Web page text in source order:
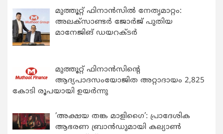
മുത്തൂറ്റ് ഫിനാൻസിൽ നേതൃമാറ്റം:
അലക്സാണ്ടർ ജോർജ് പുതിയ
മാനേജിങ് ഡയറക്ടർ
മുത്തൂറ്റ് ഫിനാൻസിന്റെ
ആദ്യപാദസംയോജിത അറ്റാദായം 2,825
കോടി രൂപയായി ഉയർന്നു
‘അക്ഷയ തങ്ക മാളിഗൈ’: പ്രാദേശിക
ആഭരണ ബ്രാന്‍ഡുമായി കല്യാണ്‍